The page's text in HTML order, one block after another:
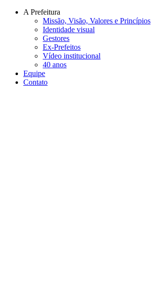
Conteúdo principal
A Prefeitura
Missão, Visão, Valores e Princípios
Identidade visual
Gestores
Ex-Prefeitos
Vídeo institucional
40 anos
Equipe
Contato